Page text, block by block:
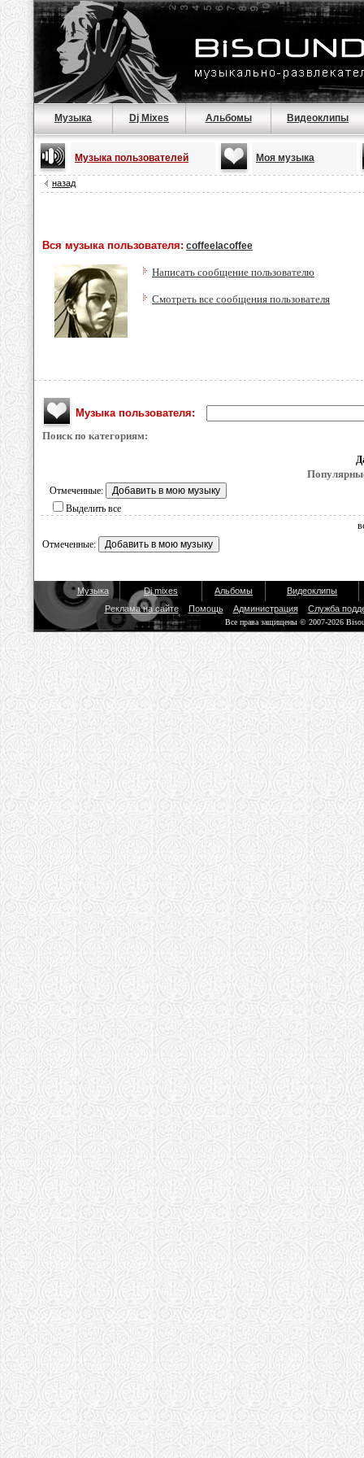
Музыка Dj Mixes Альбомы Видеоклипы
Музыка пользователей Моя музыка
назад
Вся музыка пользователя: coffeelacoffee
Написать сообщение пользователю
Смотреть все сообщения пользователя
Музыка пользователя:
Поиск по категориям:
Отмеченные:
Выделить все
Отмеченные:
Музыка Dj mixes Альбомы
Видеоклипы
Реклама на сайте
Помощь Администрация Служба
Все права защищены © 2007-2026